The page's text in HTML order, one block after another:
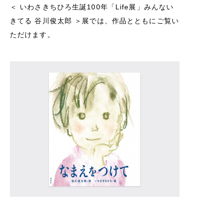
＜ いわさきちひろ生誕100年「Life展」みんない
きてる 谷川俊太郎
＞展では、作品とともにご覧い
ただけます。